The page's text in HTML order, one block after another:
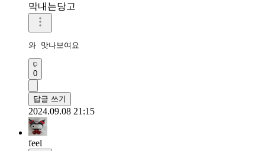
막내는당고
와 맛나보여요
0
답글 쓰기
2024.09.08 21:15
feel